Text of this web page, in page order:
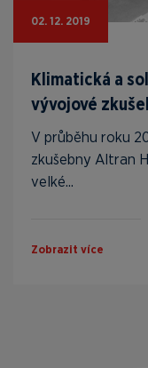
02. 12. 2019
Klimatická a
vývojové
V průběhu roku
zkušebny Altran
velké...
Zobrazit více